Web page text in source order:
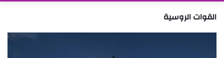
القوات الروسية